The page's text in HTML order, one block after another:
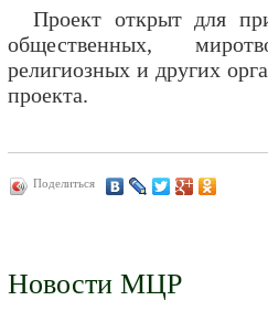
Проект открыт для
общественных,
религиозных и других
проекта.
Поделиться
Новости МЦР